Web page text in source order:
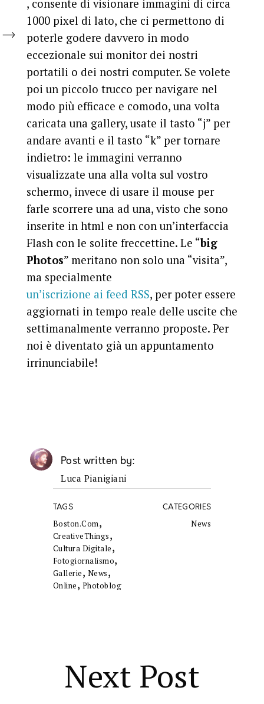
, consente di visionare immagini di circa
1000 pixel di lato, che ci permettono di
poterle godere davvero in modo
eccezionale sui monitor dei nostri
portatili o dei nostri computer. Se volete
poi un piccolo trucco per navigare nel
modo più efficace e comodo, una volta
caricata una gallery, usate il tasto “j” per
andare avanti e il tasto “k” per tornare
indietro: le immagini verranno
visualizzate una alla volta sul vostro
schermo, invece di usare il mouse per
farle scorrere una ad una, visto che sono
inserite in html e non con un’interfaccia
Flash con le solite freccettine. Le “big
Photos” meritano non solo una “visita”,
ma specialmente
un’iscrizione ai feed RSS, per poter essere
aggiornati in tempo reale delle uscite che
settimanalmente verranno proposte. Per
noi è diventato già un appuntamento
irrinunciabile!
Post written by
Luca Pianigiani
TAGS
Boston.com,
CreativeThings,
Cultura Digitale,
Fotogiornalismo,
Gallerie, News,
Online, Photoblog
CATEGORIES
News
Next Post